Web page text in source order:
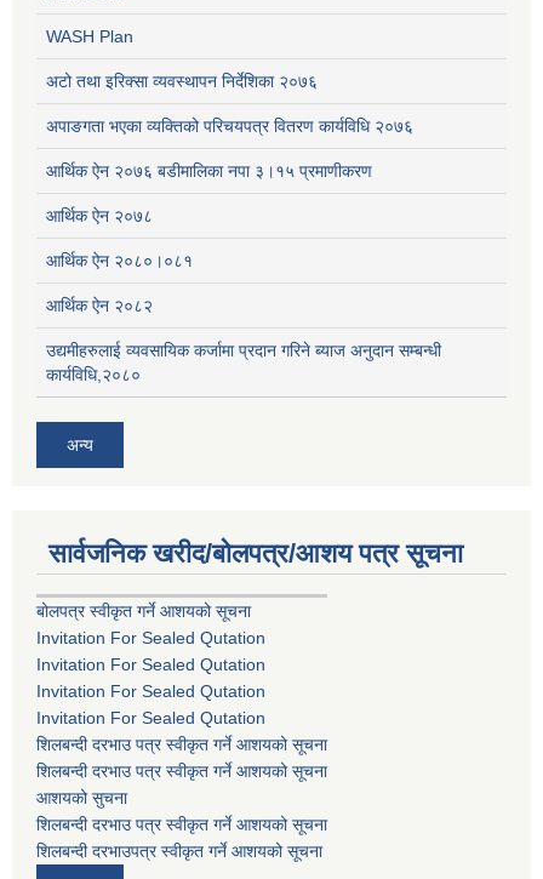
WASH Plan
अटो तथा इरिक्सा व्यवस्थापन निर्देशिका २०७६
अपाङगता भएका व्यक्तिको परिचयपत्र वितरण कार्यविधि २०७६
आर्थिक ऐन २०७६ बडीमालिका नपा ३।१५ प्रमाणीकरण
आर्थिक ऐन २०७८
आर्थिक ऐन २०८०।०८१
आर्थिक ऐन २०८२
उद्यमीहरुलाई व्यवसायिक कर्जामा प्रदान गरिने ब्याज अनुदान सम्बन्धी
कार्यविधि,२०८०
अन्य
सार्वजनिक खरीद/बोलपत्र/आशय पत्र सूचना
बोलपत्र स्वीकृत गर्ने आशयको सूचना
Invitation For Sealed Qutation
Invitation For Sealed Qutation
Invitation For Sealed Qutation
Invitation For Sealed Qutation
शिलबन्दी दरभाउ पत्र स्वीकृत गर्ने आशयको सूचना
शिलबन्दी दरभाउ पत्र स्वीकृत गर्ने आशयको सूचना
आशयको सुचना
शिलबन्दी दरभाउ पत्र स्वीकृत गर्ने आशयको सूचना
शिलबन्दी दरभाउपत्र स्वीकृत गर्ने आशयको सूचना